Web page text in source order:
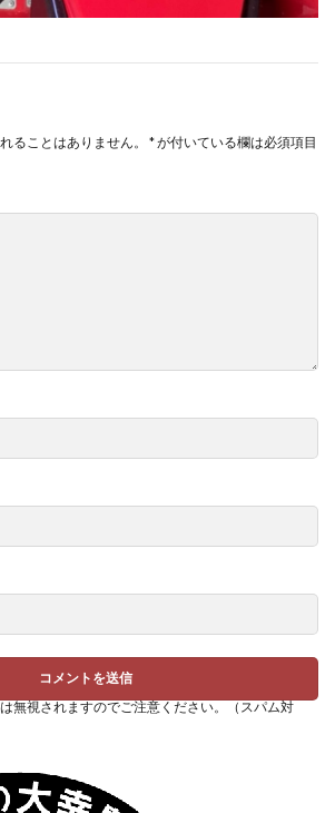
ることはありません。 *が付いている欄は必須項目
無視されますのでご注意ください。（スパム対